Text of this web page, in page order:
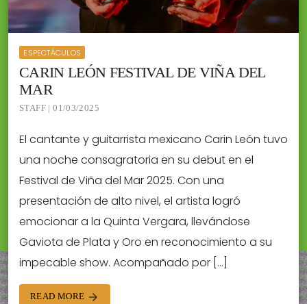
ESPECTÁCULOS
CARIN LEÓN FESTIVAL DE VIÑA DEL
MAR
STAFF | 01/03/2025
El cantante y guitarrista mexicano Carin León tuvo
una noche consagratoria en su debut en el
Festival de Viña del Mar 2025. Con una
presentación de alto nivel, el artista logró
emocionar a la Quinta Vergara, llevándose
Gaviota de Plata y Oro en reconocimiento a su
impecable show. Acompañado por […]
READ MORE arrow_forward